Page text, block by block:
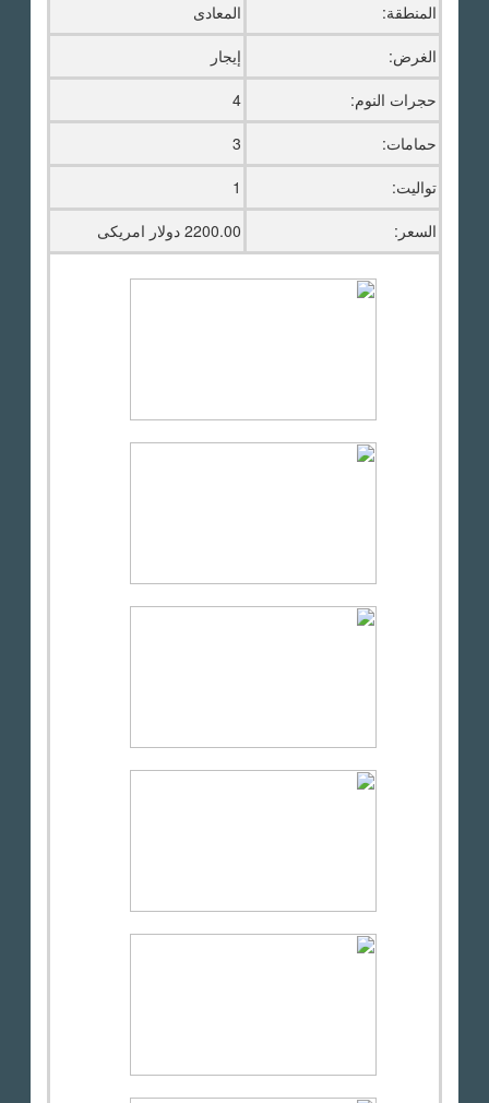
المنطقة:
المعادى
الغرض:
إيجار
حجرات النوم:
4
حمامات:
3
تواليت:
1
السعر:
2200.00 دولار امريكى